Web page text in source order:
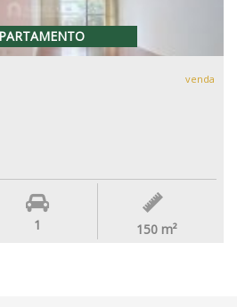
venda
1 150 m²